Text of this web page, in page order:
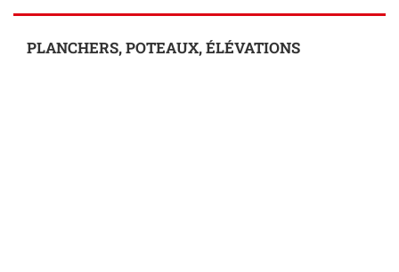
PLANCHERS, POTEAUX, ÉLÉVATIONS